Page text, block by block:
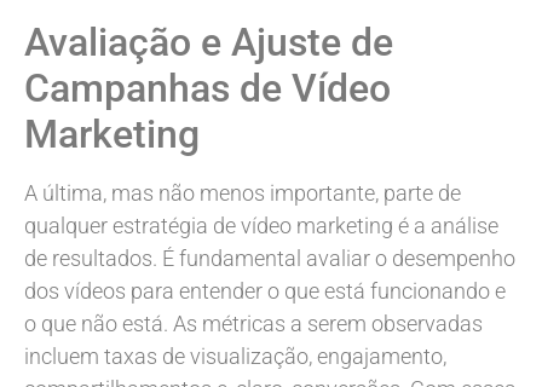
Avaliação e Ajuste de
Campanhas de Vídeo
Marketing
A última, mas não menos importante, parte de
qualquer estratégia de vídeo marketing é a análise
de resultados. É fundamental avaliar o desempenho
dos vídeos para entender o que está funcionando e
o que não está. As métricas a serem observadas
incluem taxas de visualização, engajamento,